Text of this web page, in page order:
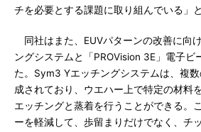
チを必要とする課題に取り組んでいる」と
同社はまた、EUVパターンの改善に向
ングシステムと「PROVision 3E」電子ビ
た。Sym3 Yエッチングシステムは、複
成されており、ウエハー上で特定の材料
エッチングと蒸着を行うことができる。
ーを軽減して、歩留まりだけでなく、チ